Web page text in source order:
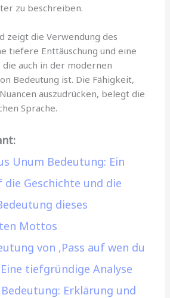
zu beschreiben.
zeigt die Verwendung des
tiefere Enttäuschung und eine
auch in der modernen
Bedeutung ist. Die Fähigkeit,
auszudrücken, belegt die
Sprache.
Unum Bedeutung: Ein
die Geschichte und die
dieses
Mottos
von ‚Pass auf wen du
Eine tiefgründige Analyse
Erklärung und